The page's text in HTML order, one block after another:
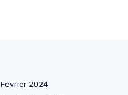
Février 2024